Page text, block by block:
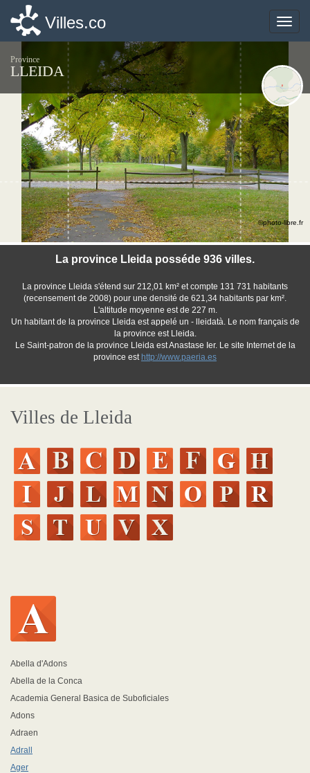
Toggle
Villes.co
Province
LLEIDA
La province Lleida posséde 936 villes.
La province Lleida s'étend sur 212,01 km² et compte 131 731 habitants
(recensement de 2008) pour une densité de 621,34 habitants par km².
L'altitude moyenne est de 227 m.
Un habitant de la province Lleida est appelé un - lleidatà. Le nom français de
la province est Lleida.
Le Saint-patron de la province Lleida est Anastase Ier. Le site Internet de la
province est http://www.paeria.es
©photo-libre.fr
Villes de Lleida
Abella d'Adons
Abella de la Conca
Academia General Basica de Suboficiales
Adons
Adraen
Adrall
Ager
Toggle
Villes.co